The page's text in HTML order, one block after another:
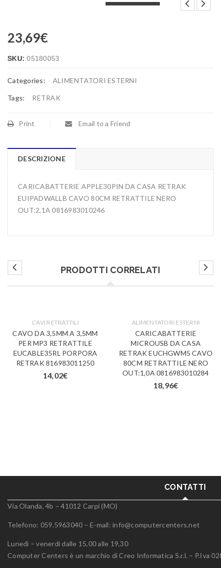
23,69€
SKU:05180053
Categories: ALIMENTATORI ESTERNI
Tags: RETRAK
Print Email to a Friend
DESCRIZIONE
CARICABATTERIE APPLE30PIN DA CASA RETRAK
EUIPADWALLB CAVO 80CM RETRATTILE NERO
OUT:2,1A 0816983010246
PRODOTTI CORRELATI
CAVI RETRATTILI
CAVO DA 3,5MM A 3,5MM
PER MP3 RETRATTILE
EUCABLE35RL PORPORA
RETRAK 816983011250
14,02€
ALIMENTATORI ESTERNI
CARICABATTERIE
MICROUSB DA CASA
RETRAK EUCHGWM5 CAVO
80CM RETRATTILE NERO
OUT:1,0A 0816983010284
18,96€
CONTATTI
Via Olanda, 4b – 41012 Carpi (MO)
Telefono: 059.5963040 – E-mail: info@computercenters.net
Lunedì – venerdì dalle 15,00 alle 19,30
Computer Centers è un marchio di Creo Informatica S.r.l. – P.Iva